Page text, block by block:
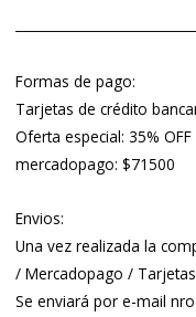
Formas de pago:
Tarjetas de crédito
Oferta especial: 35%
mercadopago: $71500
Envios:
Una vez realizada la
/ Mercadopago /
Se enviará por e-mail